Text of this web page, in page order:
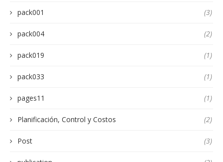
pack001 (3)
pack004 (2)
pack019 (1)
pack033 (1)
pages11 (1)
Planificación, Control y Costos (2)
Post (3)